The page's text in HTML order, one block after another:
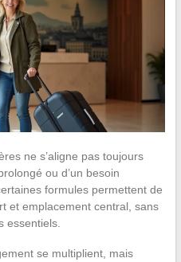
ne s’aligne pas toujours
ou d’un besoin
formules permettent de
et emplacement central, sans
essentiels.
se multiplient, mais